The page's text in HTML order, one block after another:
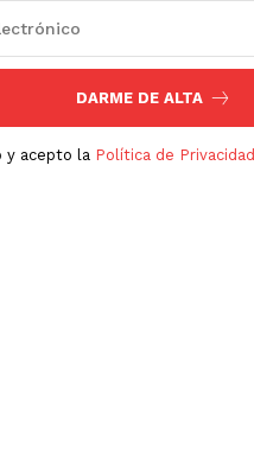
DARME DE ALTA
y acepto la Política de Privacidad